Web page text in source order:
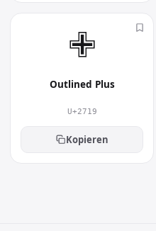
✙︎
Outlined Plus
U+2719
Kopieren